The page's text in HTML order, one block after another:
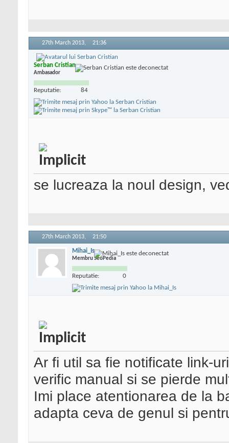
27th March 2013, 21:36
Serban Cristian
Ambasador
Reputatie: 84
se lucreaza la noul design,
27th March 2013, 21:50
Mihai_Is
Membru SeoPedia
Reputatie: 0
Ar fi util sa fie notificate link-
verific manual si se pierde
Imi place atentionarea de la
adapta ceva de genul si